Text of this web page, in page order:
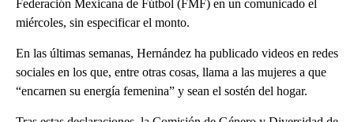
Federación Mexicana de Fútbol (FMF) en un comunicado el
miércoles, sin especificar el monto.
En las últimas semanas, Hernández ha publicado videos en redes
sociales en los que, entre otras cosas, llama a las mujeres a que
“encarnen su energía femenina” y sean el sostén del hogar.